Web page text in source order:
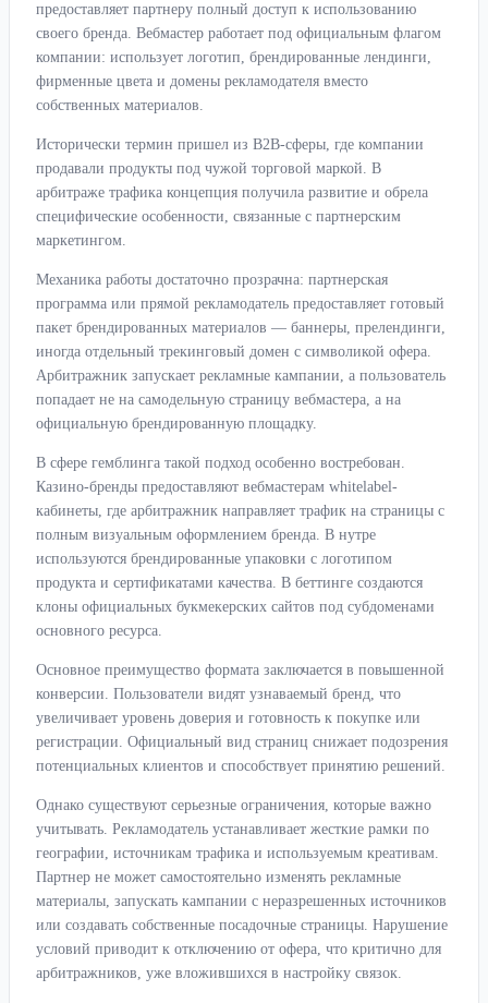
предоставляет партнеру полный доступ к использованию
своего бренда. Вебмастер работает под официальным флагом
компании: использует логотип, брендированные лендинги,
фирменные цвета и домены рекламодателя вместо
собственных материалов.
Исторически термин пришел из B2B-сферы, где компании
продавали продукты под чужой торговой маркой. В
арбитраже трафика концепция получила развитие и обрела
специфические особенности, связанные с партнерским
маркетингом.
Механика работы достаточно прозрачна: партнерская
программа или прямой рекламодатель предоставляет готовый
пакет брендированных материалов — баннеры, прелендинги,
иногда отдельный трекинговый домен с символикой офера.
Арбитражник запускает рекламные кампании, а пользователь
попадает не на самодельную страницу вебмастера, а на
официальную брендированную площадку.
В сфере гемблинга такой подход особенно востребован.
Казино-бренды предоставляют вебмастерам whitelabel-
кабинеты, где арбитражник направляет трафик на страницы с
полным визуальным оформлением бренда. В нутре
используются брендированные упаковки с логотипом
продукта и сертификатами качества. В беттинге создаются
клоны официальных букмекерских сайтов под субдоменами
основного ресурса.
Основное преимущество формата заключается в повышенной
конверсии. Пользователи видят узнаваемый бренд, что
увеличивает уровень доверия и готовность к покупке или
регистрации. Официальный вид страниц снижает подозрения
потенциальных клиентов и способствует принятию решений.
Однако существуют серьезные ограничения, которые важно
учитывать. Рекламодатель устанавливает жесткие рамки по
географии, источникам трафика и используемым креативам.
Партнер не может самостоятельно изменять рекламные
материалы, запускать кампании с неразрешенных источников
или создавать собственные посадочные страницы. Нарушение
условий приводит к отключению от офера, что критично для
арбитражников, уже вложившихся в настройку связок.